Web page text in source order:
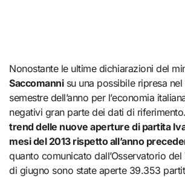
Nonostante le ultime dichiarazioni del
Saccomannisu una possibile ripresa nel
semestre dell’anno per l’economia
negativi gran parte dei dati di riferimento.
trend delle nuove aperture di partita
mesi del 2013 rispetto all’anno
quanto comunicato dall’Osservatorio
di giugno sono state aperte 39.353